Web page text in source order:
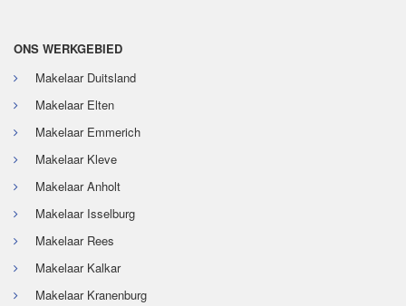
ONS WERKGEBIED
Makelaar Duitsland
Makelaar Elten
Makelaar Emmerich
Makelaar Kleve
Makelaar Anholt
Makelaar Isselburg
Makelaar Rees
Makelaar Kalkar
Makelaar Kranenburg